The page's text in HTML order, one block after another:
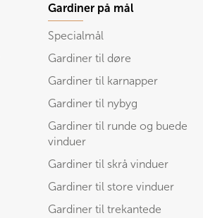
Gardiner på mål
Specialmål
Gardiner til døre
Gardiner til karnapper
Gardiner til nybyg
Gardiner til runde og buede
vinduer
Gardiner til skrå vinduer
Gardiner til store vinduer
Gardiner til trekantede